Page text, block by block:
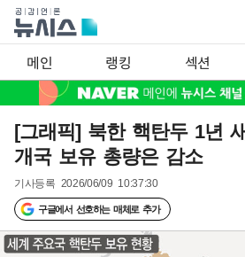
메인 랭킹 섹션
[그래픽] 북한 핵탄두 1년
개국 보유 총량은 감소
기사등록 2026/06/09 10:37:30
구글에서 선호하는 매체로 추가